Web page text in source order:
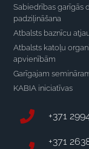
Sabiedrības garīgās
padziļināšana
Atbalsts baznīcu
Atbalsts katoļu
apvienībām
Garīgajam
KABIA iniciatīvas
+371
+371